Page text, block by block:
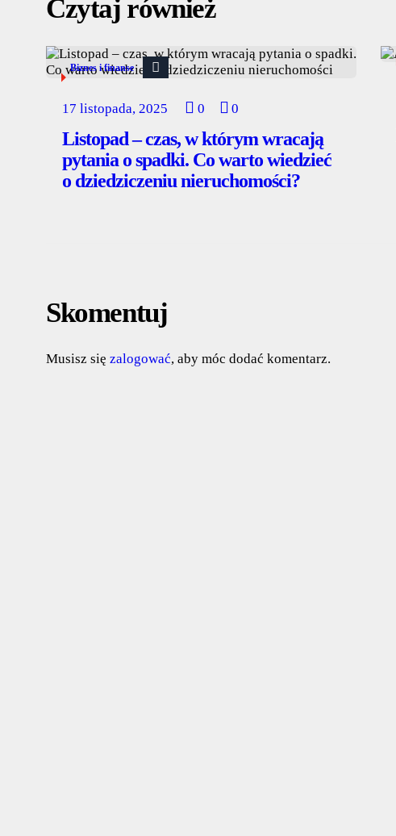
Czytaj również
Biznes i finanse
17 listopada, 2025 0 0
Listopad – czas, w którym wracają
pytania o spadki. Co warto wiedzieć
o dziedziczeniu nieruchomości?
Skomentuj
Musisz się zalogować, aby móc dodać komentarz.